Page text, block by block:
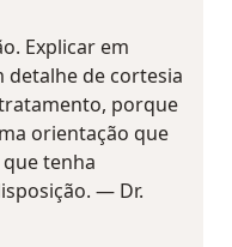
Explicar em
detalhe de cortesia
porque
orientação que
tenha
— Dr.